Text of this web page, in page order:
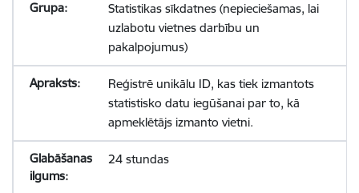
Statistikas sīkdatnes (nepieciešamas, lai
uzlabotu vietnes darbību un
pakalpojumus)
Reģistrē unikālu ID, kas tiek izmantots
statistisko datu iegūšanai par to, kā
apmeklētājs izmanto vietni.
24 stundas